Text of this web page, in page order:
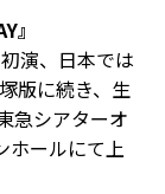
』
演、日本では
版に続き、生
急シアターオ
ホールにて上